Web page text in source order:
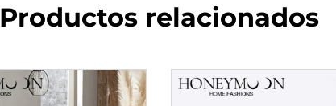
Productos relacionados